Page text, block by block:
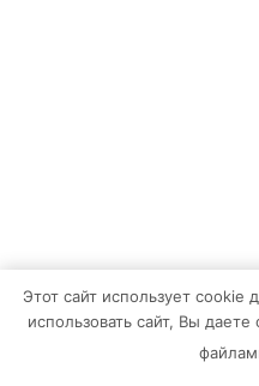
Этот сайт использует
использовать сайт, Вы